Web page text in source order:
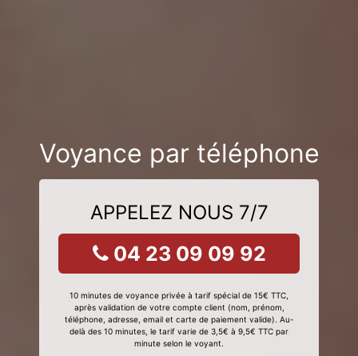
Voyance par téléphone
APPELEZ NOUS 7/7
04 23 09 09 92
10 minutes de voyance privée à tarif spécial de 15€ TTC,
après validation de votre compte client (nom, prénom,
téléphone, adresse, email et carte de paiement valide). Au-
delà des 10 minutes, le tarif varie de 3,5€ à 9,5€ TTC par
minute selon le voyant.